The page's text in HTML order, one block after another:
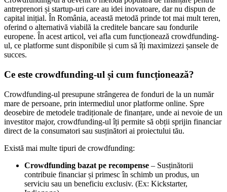
antreprenori și startup-uri care au idei inovatoare, dar nu dispun de
capital inițial. În România, această metodă prinde tot mai mult teren,
oferind o alternativă viabilă la creditele bancare sau fondurile
europene. În acest articol, vei afla cum funcționează crowdfunding-
ul, ce platforme sunt disponibile și cum să îți maximizezi șansele de
succes.
Ce este crowdfunding-ul și cum funcționează?
Crowdfunding-ul presupune strângerea de fonduri de la un număr
mare de persoane, prin intermediul unor platforme online. Spre
deosebire de metodele tradiționale de finanțare, unde ai nevoie de un
investitor major, crowdfunding-ul îți permite să obții sprijin financiar
direct de la consumatori sau susținători ai proiectului tău.
Există mai multe tipuri de crowdfunding:
Crowdfunding bazat pe recompense – Susținătorii
contribuie financiar și primesc în schimb un produs, un
serviciu sau un beneficiu exclusiv. (Ex: Kickstarter,